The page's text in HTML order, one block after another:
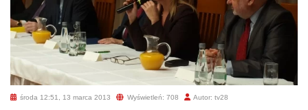
środa 12:51, 13 marca 2013 Wyświetleń: 708 Autor: tv28